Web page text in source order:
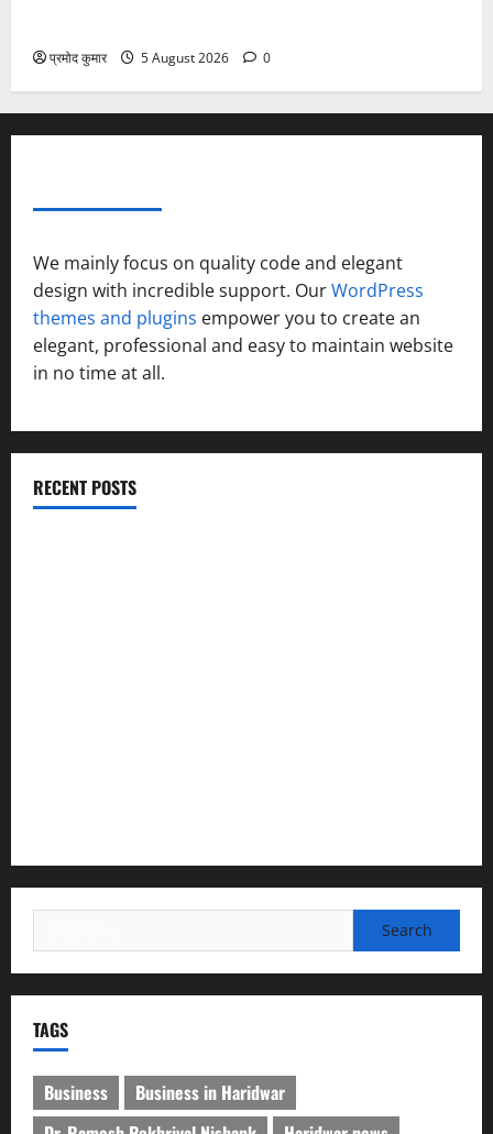
प्रमोद कुमार 5 August 2026 0
We mainly focus on quality code and elegant
design with incredible support. OurWordPress
themes and plugins empower you to create an
elegant, professional and easy to maintain website
in no time at all.
RECENT POSTS
for:
TAGS
Business
Business in Haridwar